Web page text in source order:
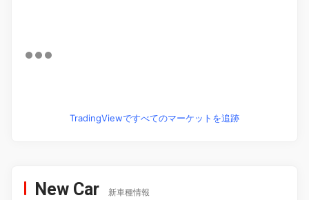
TradingViewですべてのマーケットを追跡
New Car 新車種情報